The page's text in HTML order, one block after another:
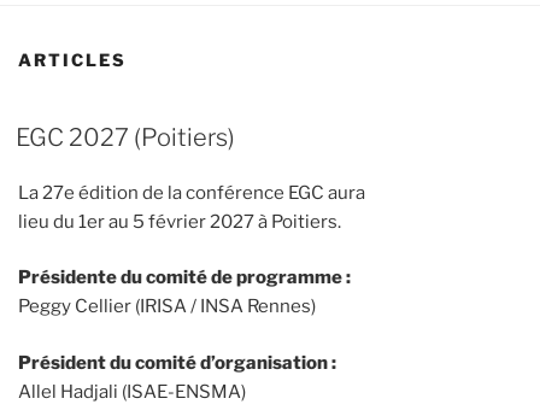
ARTICLES
EGC 2027 (Poitiers)
La 27e édition de la conférence EGC aura
lieu du 1er au 5 février 2027 à Poitiers.
Présidente du comité de programme :
Peggy Cellier (IRISA / INSA Rennes)
Président du comité d’organisation :
Allel Hadjali (ISAE-ENSMA)